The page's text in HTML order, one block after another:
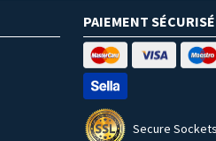
PAIEMENT SÉCURISÉ
Secure